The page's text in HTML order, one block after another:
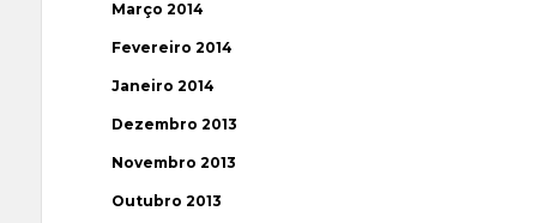
Março 2014
Fevereiro 2014
Janeiro 2014
Dezembro 2013
Novembro 2013
Outubro 2013